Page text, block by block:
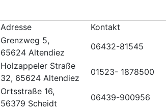
Adresse Kontakt
Grenzweg 5,
65624 Altendiez
06432-81545
Holzappeler Straße
32, 65624 Altendiez
01523- 1878500
Ortsstraße 16,
56379 Scheidt
06439-900956